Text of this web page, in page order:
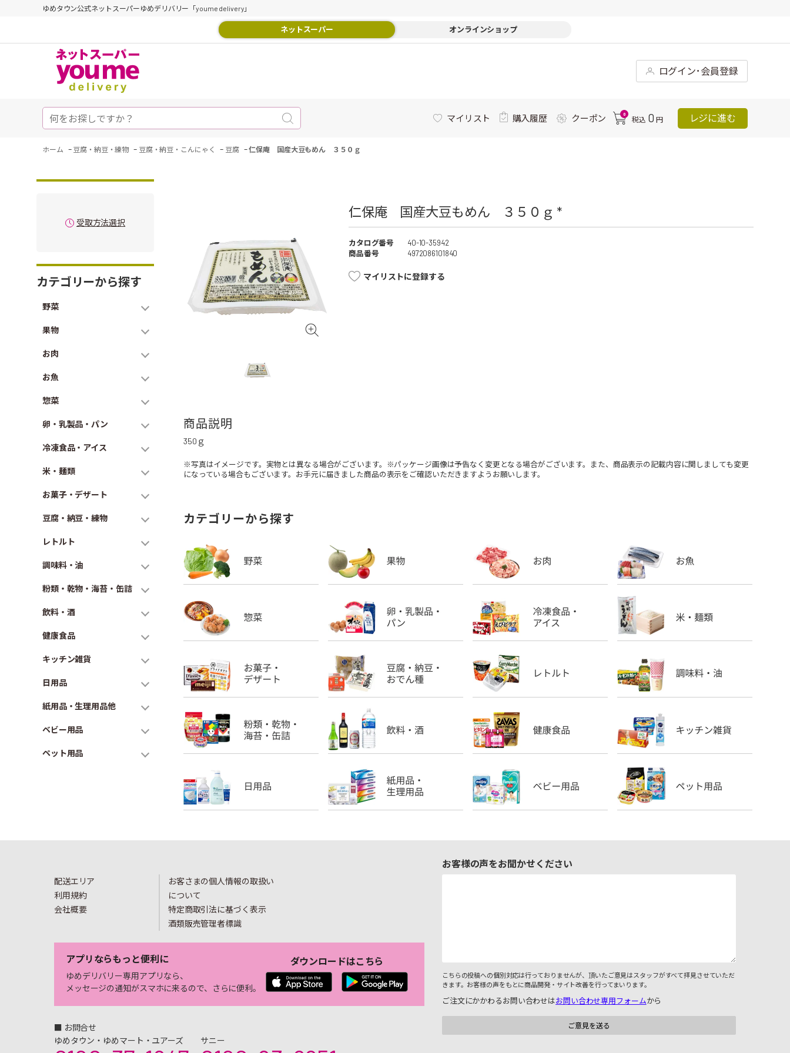
ゆめタウン公式ネットスーパーゆめデリバリー「youme delivery」
ネットスーパー オンラインショップ
ログイン･会員登録
マイリスト 購入履歴 クーポン 0
税込 0 円 レジに進む
ホーム - 豆腐・納豆・練物 - 豆腐・納豆・こんにゃく - 豆腐 -仁保庵 国産大豆もめん ３５０ｇ
受取方法選択
カテゴリーから探す
野菜
果物
お肉
お魚
惣菜
卵・乳製品・パン
冷凍食品・アイス
米・麺類
お菓子・デザート
豆腐・納豆・練物
レトルト
調味料・油
粉類・乾物・海苔・缶詰
飲料・酒
健康食品
キッチン雑貨
日用品
紙用品・生理用品他
ベビー用品
ペット用品
仁保庵 国産大豆もめん ３５０ｇ *
カタログ番号
40-10-35942
商品番号
4972086101840
マイリストに登録する
商品説明
350ｇ
※写真はイメージです。実物とは異なる場合がございます。※パッケージ画像は予告なく変更となる場合がございます。また、商品表示の記載内容に関しましても変更
になっている場合もございます。お手元に届きました商品の表示をご確認いただきますようお願いします。
カテゴリーから探す
配送エリア
利用規約
会社概要
お客さまの個人情報の取扱い
について
特定商取引法に基づく表示
酒類販売管理者標識
アプリならもっと便利に
ゆめデリバリー専用アプリなら、
メッセージの通知がスマホに来るので、さらに便利。
ダウンロードはこちら
■ お問合せ
ゆめタウン・ゆめマート・ユアーズ
サニー
お客様の声をお聞かせください
こちらの投稿への個別対応は行っておりませんが、頂いたご意見はスタッフがすべて拝見させていただ
きます。お客様の声をもとに商品開発・サイト改善を行ってまいります。
ご注文にかかわるお問い合わせはお問い合わせ専用フォームから